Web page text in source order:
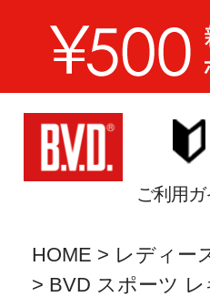
ご利用ガ
HOME レディー
BVD スポーツ